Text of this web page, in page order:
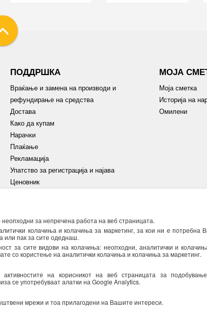
за непречена работа на веб страницата.
колачиња и колачиња за маркетинг, за кои ни е потребна
или пак за сите одеднаш.
за сите видови на колачиња: неопходни, аналитички и
со користење на аналитички колачиња и колачиња за маркетинг.
на корисникот на веб страницата за
се употребуваат алатки на Google Analytics.
мрежи и тоа прилагодени на Вашите интереси.
ПОДДРШКА
Враќање и замена на производи и
рефундирање на средства
Достава
Како да купам
Нарачки
Плаќање
Рекламација
Упатство за регистрација и најава
Ценовник
МОЈА
Моја сметка
Историја на
Омилени
(информирање за новости и специјални понуди) преку е-